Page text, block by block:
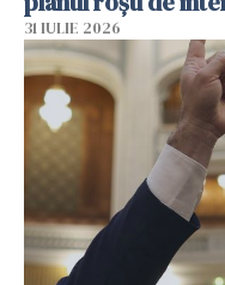
31 IULIE 2026